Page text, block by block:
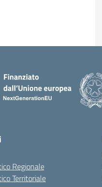
Regionale
Territoriale